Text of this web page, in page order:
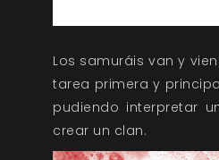
Los samuráis van y
tarea primera y
pudiendo interpretar
crear un clan.